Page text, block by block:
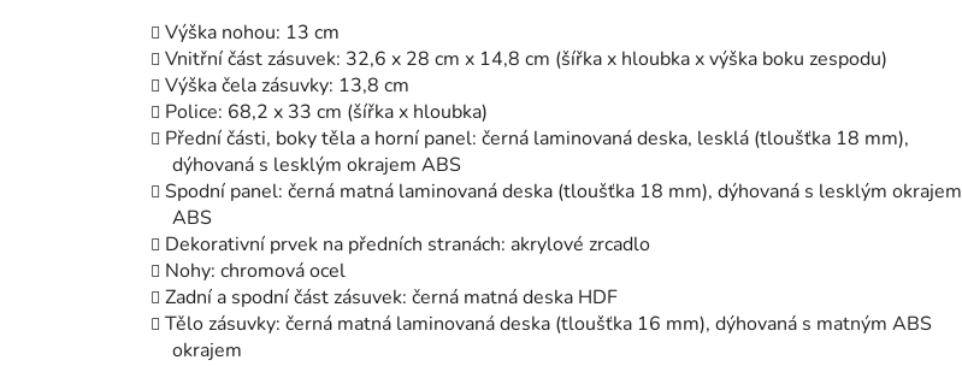
Výška nohou: 13 cm
Vnitřní část zásuvek: 32,6 x 28 cm x 14,8 cm (šířka x hloubka x výška boku zespodu)
Výška čela zásuvky: 13,8 cm
Police: 68,2 x 33 cm (šířka x hloubka)
Přední části, boky těla a horní panel: černá laminovaná deska, lesklá (tloušťka 18 mm),
dýhovaná s lesklým okrajem ABS
Spodní panel: černá matná laminovaná deska (tloušťka 18 mm), dýhovaná s lesklým okrajem
ABS
Dekorativní prvek na předních stranách: akrylové zrcadlo
Nohy: chromová ocel
Zadní a spodní část zásuvek: černá matná deska HDF
Tělo zásuvky: černá matná laminovaná deska (tloušťka 16 mm), dýhovaná s matným ABS
okrajem